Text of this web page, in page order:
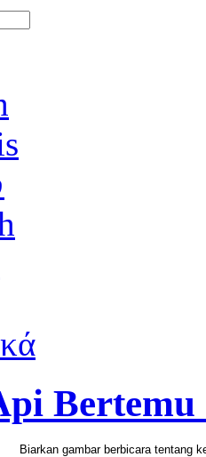
Bertemu
Biarkan gambar berbicara tentang